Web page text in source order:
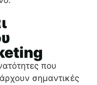
που
σημαντικές